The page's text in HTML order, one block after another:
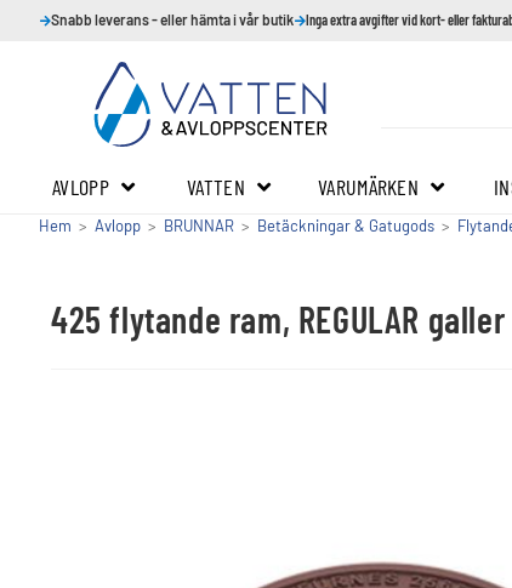
Snabb leverans - eller hämta i vår butik Inga extra avgifter vid kort- eller
AVLOPP VATTEN VARUMÄRKEN
Hem > Avlopp > BRUNNAR > Betäckningar & Gatugods >
425 flytande ram, REGULAR galler